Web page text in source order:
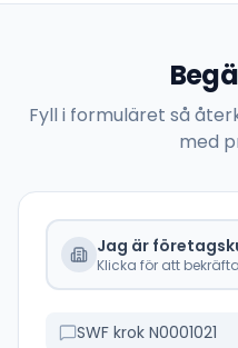
Fyll i formuläret så
med
Jag är
Klicka för att bekräfta
SWF krok N0001021